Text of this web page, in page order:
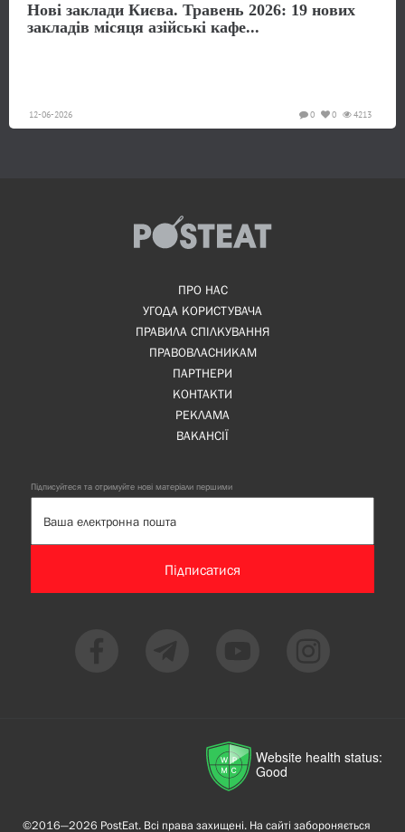
Нові заклади Києва. Травень 2026: 19 нових
закладів місяця азійські кафе...
12-06-2026 4213
0
0
ПРО НАС
УГОДА КОРИСТУВАЧА
ПРАВИЛА СПІЛКУВАННЯ
ПРАВОВЛАСНИКАМ
ПАРТНЕРИ
КОНТАКТИ
РЕКЛАМА
ВАКАНСІЇ
Підписуйтеся та отримуйте нові матеріали першими
Підписатися
Website health status:
Good
©2016—2026 PostEat. Всі права захищені. На сайті забороняється